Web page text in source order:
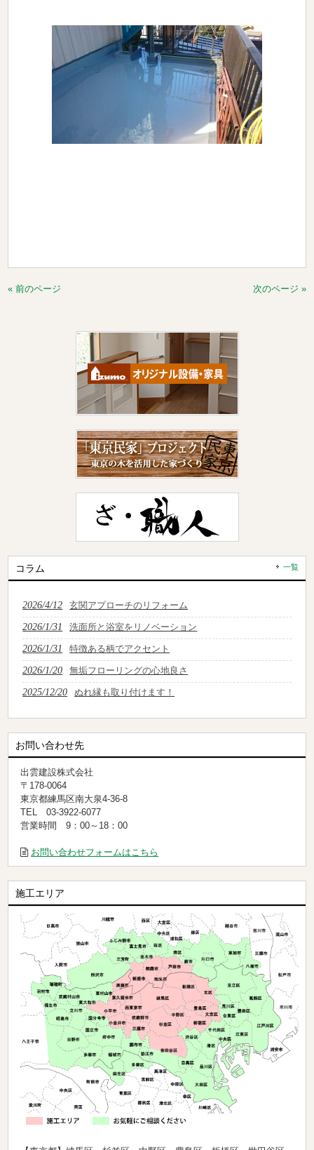
« 前のページ 次のページ »
コラム 一覧
2026/4/12 玄関アプローチのリフォーム
2026/1/31 洗面所と浴室をリノベーション
2026/1/31 特徴ある柄でアクセント
2026/1/20 無垢フローリングの心地良さ
2025/12/20 ぬれ縁も取り付けます！
お問い合わせ先
出雲建設株式会社
〒178-0064
東京都練馬区南大泉4-36-8
TEL 03-3922-6077
営業時間 9：00～18：00
お問い合わせフォームはこちら
施工エリア